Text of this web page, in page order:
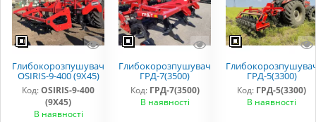
Глибокорозпушувач
OSIRIS-9-400 (9Х45)
Код:OSIRIS-9-400
(9Х45)
В наявності
Глибокорозпушувач
ГРД-7(3500)
Код: ГРД-7(3500)
В наявності
ГРД-5(3300)
Код: ГРД-5(3300)
В наявності